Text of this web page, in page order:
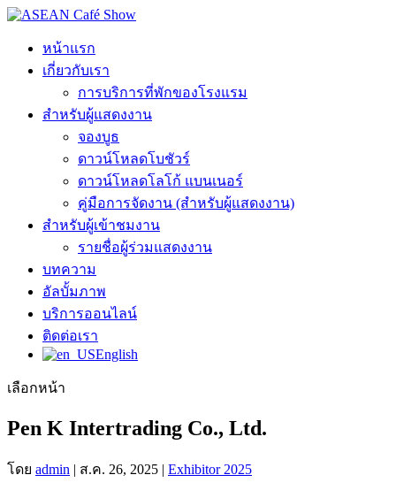
หน้าแรก
เกี่ยวกับเรา
การบริการที่พักของโรงแรม
สำหรับผู้แสดงงาน
จองบูธ
ดาวน์โหลดโบชัวร์
ดาวน์โหลดโลโก้ แบนเนอร์
คู่มือการจัดงาน (สำหรับผู้แสดงงาน)
สำหรับผู้เข้าชมงาน
รายชื่อผู้ร่วมแสดงงาน
บทความ
อัลบั้มภาพ
บริการออนไลน์
ติดต่อเรา
English
เลือกหน้า
Pen K Intertrading Co., Ltd.
โดย admin | ส.ค. 26, 2025 | Exhibitor 2025